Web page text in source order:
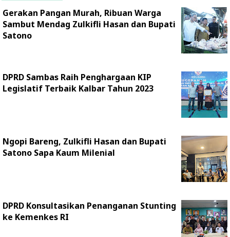
Gerakan Pangan Murah, Ribuan Warga
Sambut Mendag Zulkifli Hasan dan Bupati
Satono
DPRD Sambas Raih Penghargaan KIP
Legislatif Terbaik Kalbar Tahun 2023
Ngopi Bareng, Zulkifli Hasan dan Bupati
Satono Sapa Kaum Milenial
DPRD Konsultasikan Penanganan Stunting
ke Kemenkes RI